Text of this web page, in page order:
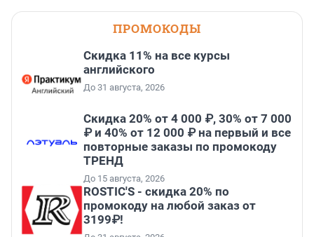
ПРОМОКОДЫ
Скидка 11% на все курсы
английского
До 31 августа, 2026
Скидка 20% от 4 000 ₽, 30% от 7 000
₽ и 40% от 12 000 ₽ на первый и все
повторные заказы по промокоду
ТРЕНД
До 15 августа, 2026
ROSTIC'S - скидка 20% по
промокоду на любой заказ от
3199₽!